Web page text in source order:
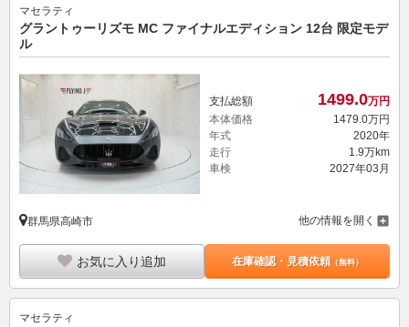
マセラティ
グラントゥーリズモ MC ファイナルエディション 12台 限定モデ
ル
支払総額 1499.0万円
本体価格
1479.0万円
年式
2020年
走行
1.9万km
車検
2027年03月
群馬県高崎市 他の情報を開く
お気に入り追加 在庫確認・見積依頼（無料）
マセラティ